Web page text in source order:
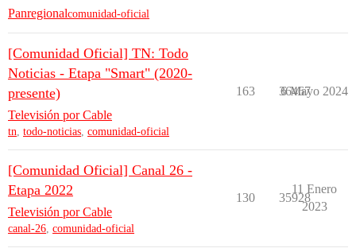
Panregionalcomunidad-oficial
[Comunidad Oficial] TN: Todo
Noticias - Etapa "Smart" (2020-
presente)
Televisión por Cable
tn, todo-noticias, comunidad-oficial
163 36467
6 Mayo 2024
[Comunidad Oficial] Canal 26 -
Etapa 2022
Televisión por Cable
canal-26, comunidad-oficial
130 35928
11 Enero
2023